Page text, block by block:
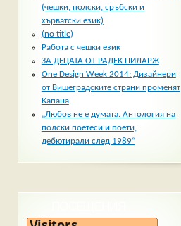
(чешки, полски, сръбски и
хърватски език)
(no title)
Работа с чешки език
ЗА ДЕЦАТА ОТ РАДЕК ПИЛАРЖ
One Design Week 2014: Дизайнери
от Вишеградските страни променят
Капана
„Любов не е думата. Антология на
полски поетеси и поети,
дебютирали след 1989“